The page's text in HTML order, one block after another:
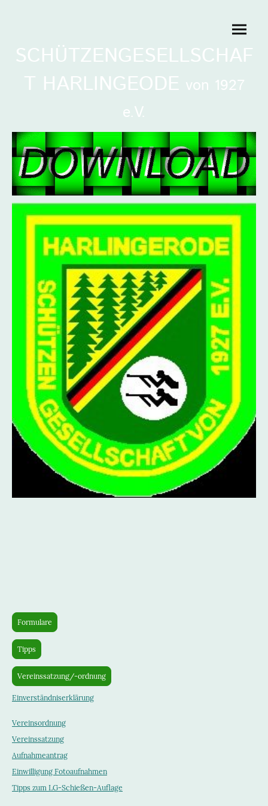
SCHÜTZENGESELLSCHAF
T HARLINGEODE von 1927
e.V.
Formulare
Tipps
Vereinssatzung/-ordnung
Einverständniserklärung
Vereinsordnung
Vereinssatzung
Aufnahmeantrag
Einwilligung Fotoaufnahmen
Tipps zum LG-Schießen-Auflage